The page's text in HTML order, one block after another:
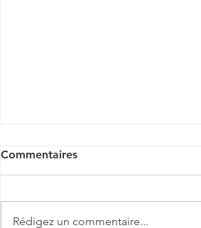
Commentaires
Rédigez un commentaire...